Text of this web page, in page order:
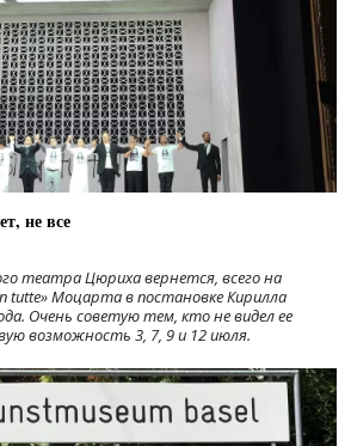
не все
театра Цюриха вернется, всего на
tutte» Моцарта в постановке Кирилла
Очень советую тем, кто не видел ее
возможность 3, 7, 9 и 12 июля.